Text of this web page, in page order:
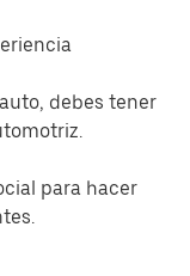
debes tener
para hacer